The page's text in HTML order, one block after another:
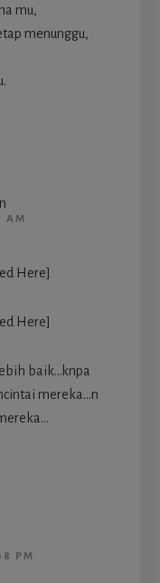
mu,
menunggu,
AM
Here]
Here]
baik…knpa
mereka…n
PM